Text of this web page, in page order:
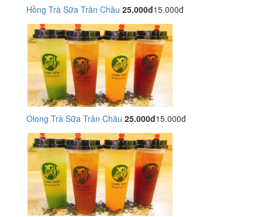
Hồng Trà Sữa Trân Châu 25.000đ15.000đ
Olong Trà Sữa Trân Châu 25.000đ15.000đ